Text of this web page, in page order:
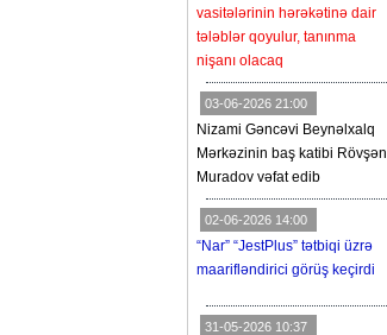
vasitələrinin hərəkətinə dair
tələblər qoyulur, tanınma
nişanı olacaq
03-06-2026 21:00
Nizami Gəncəvi Beynəlxalq
Mərkəzinin baş katibi Rövşən
Muradov vəfat edib
02-06-2026 14:00
“Nar” “JestPlus” tətbiqi üzrə
maarifləndirici görüş keçirdi
31-05-2026 10:37